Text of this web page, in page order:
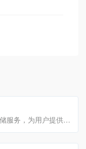
天翼云盘是中国电信推出的云存储服务，为用户提供跨平台的文件存储、备份、同步及分享服务，是国内领先的免费网盘，安[…]